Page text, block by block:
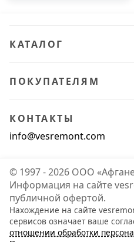
КАТАЛОГ
ПОКУПАТЕЛЯМ
КОНТАКТЫ
info@vesremont.com
© 1997 - 2026 ООО
Информация на сайте
публичной офертой.
Нахождение на сайте
сервисов означает ваше
отношении обработки